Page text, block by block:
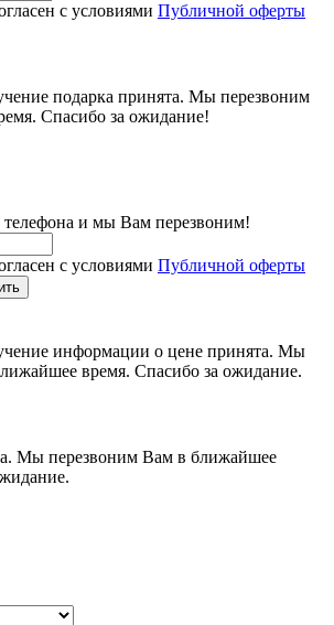
с условиями Публичной оферты
подарка принята. Мы перезвоним
Спасибо за ожидание!
и мы Вам перезвоним!
с условиями Публичной оферты
информации о цене принята. Мы
время. Спасибо за ожидание.
Мы перезвоним Вам в ближайшее